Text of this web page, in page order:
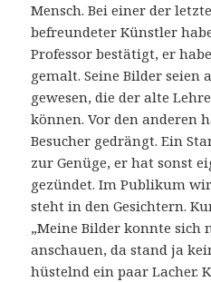
Mensch. Bei einer der
befreundeter Künstler
Professor bestätigt, er
gemalt. Seine Bilder seien
gewesen, die der alte
können. Vor den anderen
Besucher gedrängt. Ein
zur Genüge, er hat sonst
gezündet. Im Publikum
steht in den Gesichtern.
„Meine Bilder konnte sich
anschauen, da stand ja
hüstelnd ein paar Lacher.